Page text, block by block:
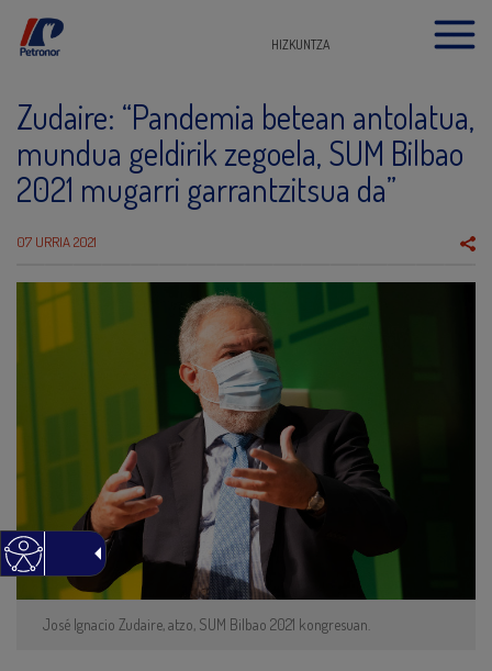
HIZKUNTZA
Zudaire: “Pandemia betean antolatua,
mundua geldirik zegoela, SUM Bilbao
2021 mugarri garrantzitsua da”
07 URRIA 2021
José Ignacio Zudaire, atzo, SUM Bilbao 2021 kongresuan.